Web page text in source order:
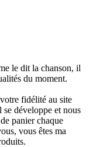
le dit la chanson, il
du moment.
fidélité au site
développe et nous
panier chaque
vous êtes ma